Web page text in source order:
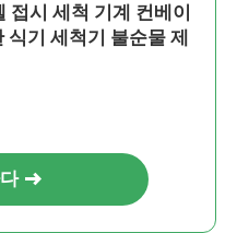
접시 세척 기계 컨베이
식기 세척기 불순물 제